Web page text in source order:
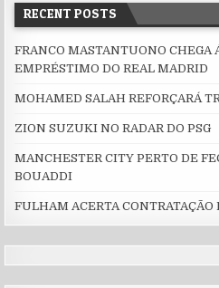
RECENT POSTS
FRANCO MASTANTUONO CHEGA
EMPRÉSTIMO DO REAL MADRID
MOHAMED SALAH REFORÇARÁ
ZION SUZUKI NO RADAR DO PSG
MANCHESTER CITY PERTO DE
BOUADDI
FULHAM ACERTA CONTRATAÇÃO